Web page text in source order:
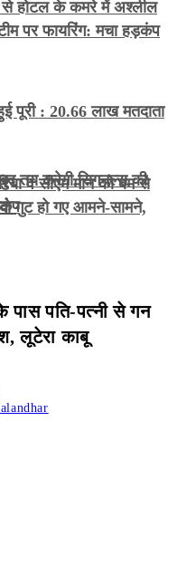
से होटल के कमरे में अश्लील
पर फायरिंग: मचा हड़कंप
पूरी : 20.66 लाख मतदाता
व सीएम मान को बम से
तय करेगी सिगनल्स की
गुट हो गए आमने-सामने,
पास पति-पत्नी से गन
लूटेरा काबू